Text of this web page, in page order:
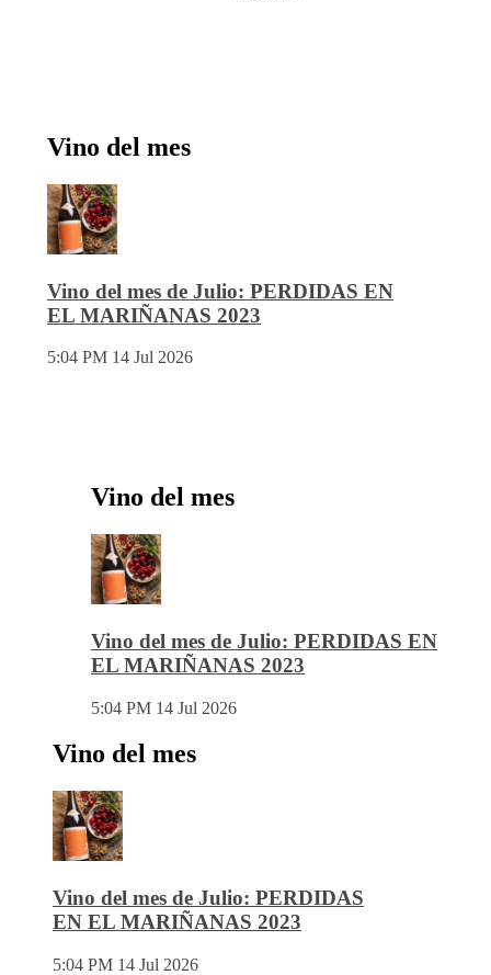
Vino del mes
Vino del mes de Julio: PERDIDAS EN
EL MARIÑANAS 2023
5:04 PM 14 Jul 2026
Vino del mes
Vino del mes de Julio: PERDIDAS EN
EL MARIÑANAS 2023
5:04 PM 14 Jul 2026
Vino del mes
Vino del mes de Julio: PERDIDAS
EN EL MARIÑANAS 2023
5:04 PM 14 Jul 2026